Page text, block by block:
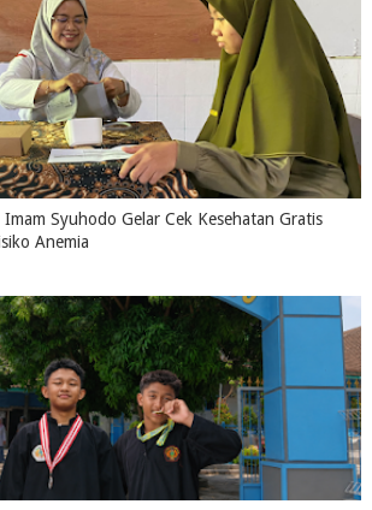
Syuhodo Gelar Cek Kesehatan Gratis
Anemia